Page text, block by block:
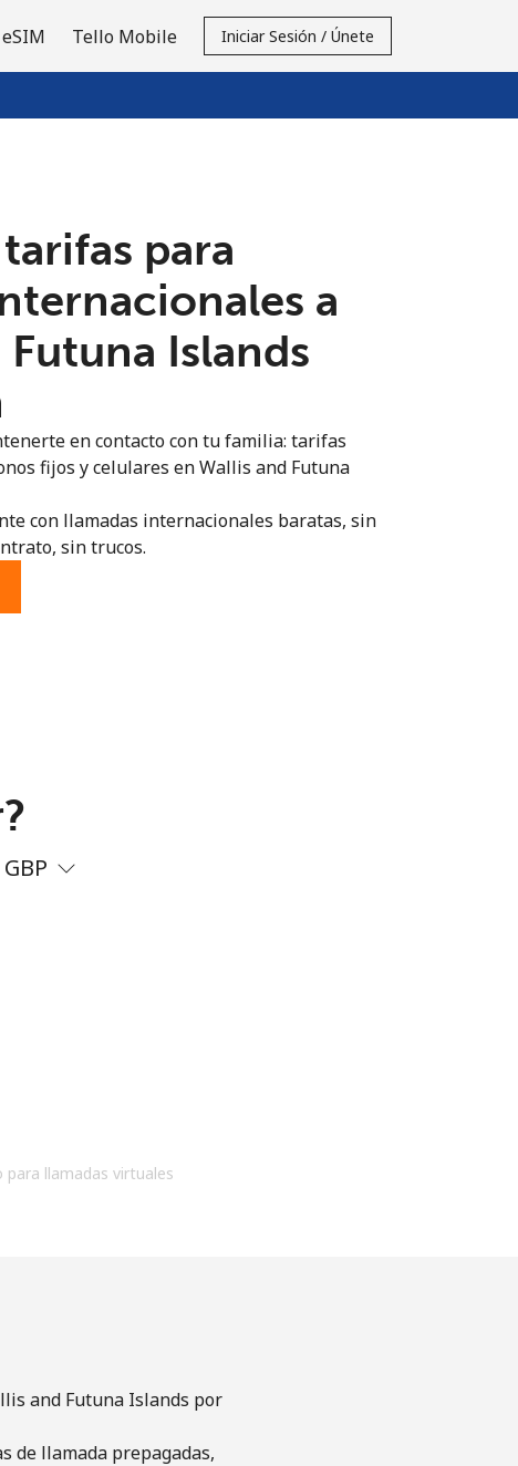
Tello Mobile Iniciar Sesión / Únete
para
a
Islands
en contacto con tu familia: tarifas
fijos y celulares en Wallis and Futuna
con llamadas internacionales baratas, sin
sin trucos.
GBP
llamadas virtuales
and Futuna Islands por
de llamada prepagadas,